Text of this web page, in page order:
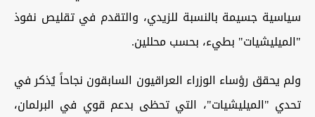
سياسية جسيمة بالنسبة للزيدي، والتقدم في تقليص نفوذ
"الميليشيات" بطيء، بحسب محللين.
ولم يحقق رؤساء الوزراء العراقيون السابقون نجاحاً يُذكر في
تحدي "الميليشيات"، التي تحظى بدعم قوي في البرلمان،